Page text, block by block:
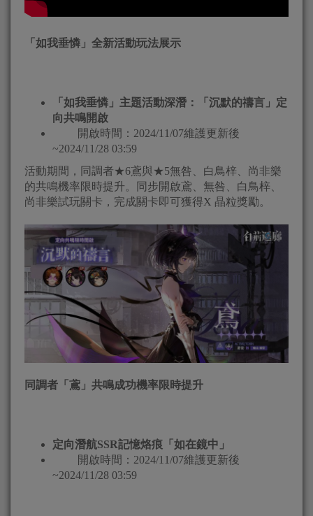
「如我垂憐」全新活動玩法展示
「如我垂憐」主題活動深潛：「沉默的禱言」定
向共鳴開啟
開啟時間：2024/11/07維護更新後
~2024/11/28 03:59
活動期間，同調者★6鳶與★5無咎、白鳥梓、尚非樂
的共鳴機率限時提升。同步開啟鳶、無咎、白鳥梓、
尚非樂試玩關卡，完成關卡即可獲得X 晶粒獎勵。
同調者「鳶」共鳴成功機率限時提升
定向潛航SSR記憶烙痕「如在鏡中」
開啟時間：2024/11/07維護更新後
~2024/11/28 03:59